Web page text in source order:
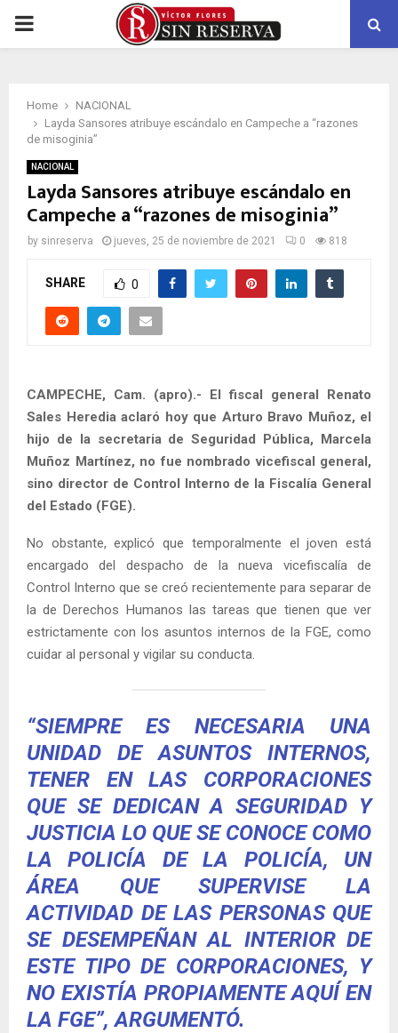
PRIMARY
Home
NACIONAL
Layda Sansores atribuye escándalo en Campeche a “razones
de misoginia”
NACIONAL
Layda Sansores atribuye escándalo en
Campeche a “razones de misoginia”
by sinreserva jueves, 25 de noviembre de 2021 0 818
SHARE 0
CAMPECHE, Cam. (apro).- El fiscal general Renato
Sales Heredia aclaró hoy que Arturo Bravo Muñoz, el
hijo de la secretaria de Seguridad Pública, Marcela
Muñoz Martínez, no fue nombrado vicefiscal general,
sino director de Control Interno de la Fiscalía General
del Estado (FGE).
No obstante, explicó que temporalmente el joven está
encargado del despacho de la nueva vicefiscalía de
Control Interno que se creó recientemente para separar de
la de Derechos Humanos las tareas que tienen que ver
estrictamente con los asuntos internos de la FGE, como
cuidar al personal y vigilar su conducta.
“SIEMPRE ES NECESARIA UNA
UNIDAD DE ASUNTOS INTERNOS,
TENER EN LAS CORPORACIONES
QUE SE DEDICAN A SEGURIDAD Y
JUSTICIA LO QUE SE CONOCE COMO
LA POLICÍA DE LA POLICÍA, UN
ÁREA QUE SUPERVISE LA
ACTIVIDAD DE LAS PERSONAS QUE
SE DESEMPEÑAN AL INTERIOR DE
ESTE TIPO DE CORPORACIONES, Y
NO EXISTÍA PROPIAMENTE AQUÍ EN
LA FGE”, ARGUMENTÓ.